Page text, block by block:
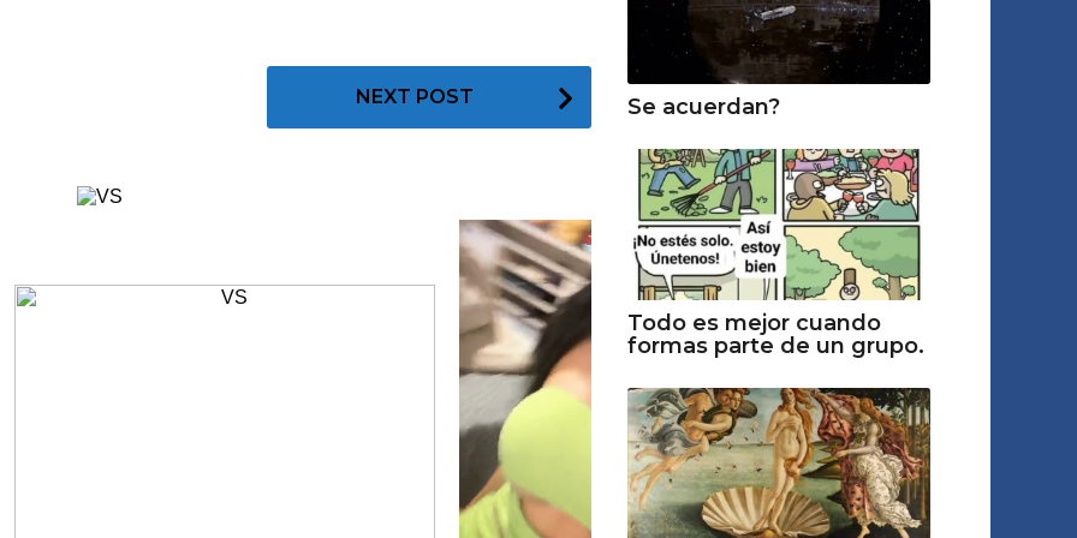
NEXT POST Se acuerdan?
Todo es mejor cuando
formas parte de un grupo.